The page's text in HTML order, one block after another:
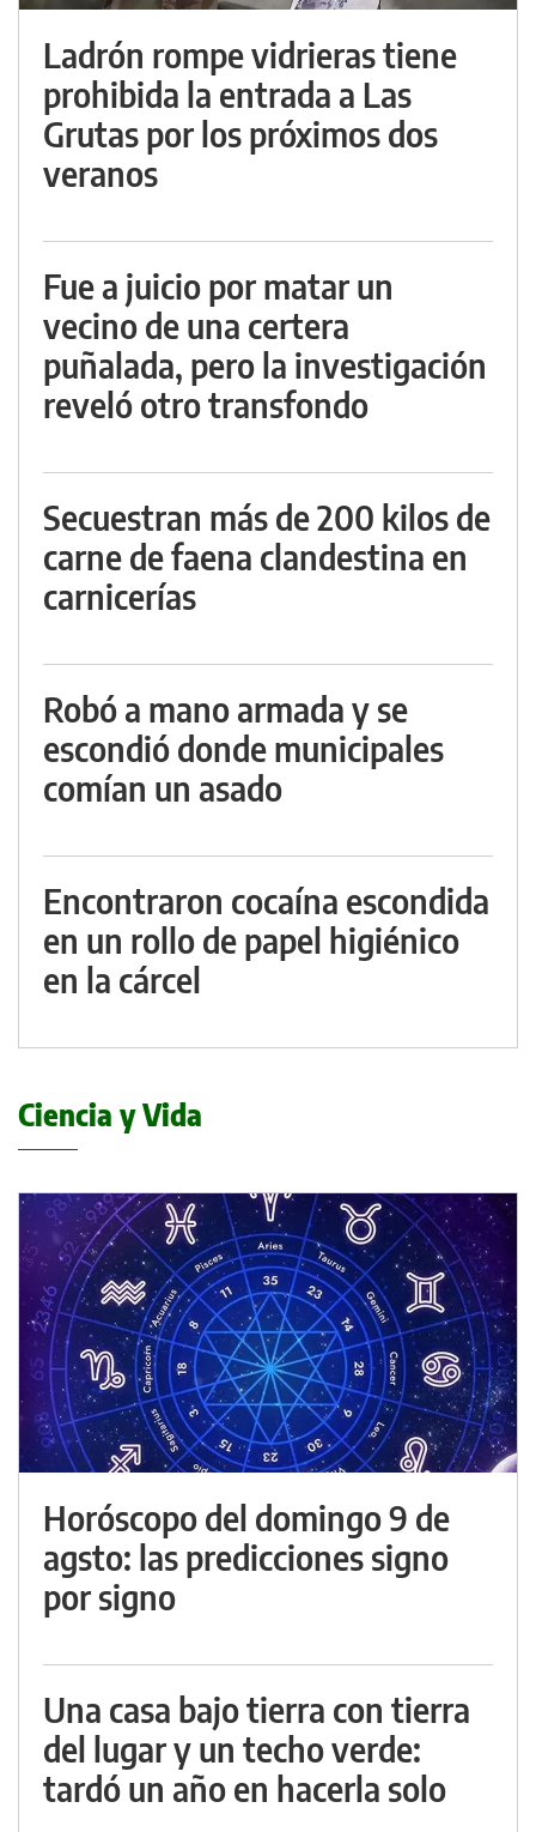
Ladrón rompe vidrieras tiene
prohibida la entrada a Las
Grutas por los próximos dos
veranos
Fue a juicio por matar un
vecino de una certera
puñalada, pero la investigación
reveló otro transfondo
Secuestran más de 200 kilos de
carne de faena clandestina en
carnicerías
Robó a mano armada y se
escondió donde municipales
comían un asado
Encontraron cocaína escondida
en un rollo de papel higiénico
en la cárcel
Ciencia y Vida
Horóscopo del domingo 9 de
agsto: las predicciones signo
por signo
Una casa bajo tierra con tierra
del lugar y un techo verde:
tardó un año en hacerla solo